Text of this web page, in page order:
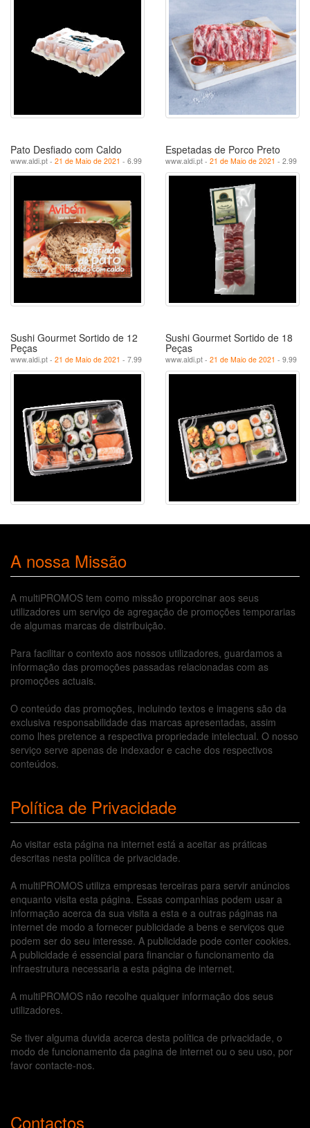
Pato Desfiado com Caldo
www.aldi.pt - 21 de Maio de 2021 - 6.99
Espetadas de Porco Preto
www.aldi.pt - 21 de Maio de 2021 - 2.99
Sushi Gourmet Sortido de 12
Peças
www.aldi.pt - 21 de Maio de 2021 - 7.99
Sushi Gourmet Sortido de 18
Peças
www.aldi.pt - 21 de Maio de 2021 - 9.99
A nossa Missão
A multiPROMOS tem como missão proporcinar aos seus
utilizadores um serviço de agregação de promoções temporarias
de algumas marcas de distribuição.
Para facilitar o contexto aos nossos utilizadores, guardamos a
informação das promoções passadas relacionadas com as
promoções actuais.
O conteúdo das promoções, incluindo textos e imagens são da
exclusiva responsabilidade das marcas apresentadas, assim
como lhes pretence a respectiva propriedade intelectual. O nosso
serviço serve apenas de indexador e cache dos respectivos
conteúdos.
Política de Privacidade
Ao visitar esta página na internet está a aceitar as práticas
descritas nesta política de privacidade.
A multiPROMOS utiliza empresas terceiras para servir anúncios
enquanto visita esta página. Essas companhias podem usar a
informação acerca da sua visita a esta e a outras páginas na
internet de modo a fornecer publicidade a bens e serviços que
podem ser do seu interesse. A publicidade pode conter cookies.
A publicidade é essencial para financiar o funcionamento da
infraestrutura necessaria a esta página de internet.
A multiPROMOS não recolhe qualquer informação dos seus
utilizadores.
Se tiver alguma duvida acerca desta política de privacidade, o
modo de funcionamento da pagina de internet ou o seu uso, por
favor contacte-nos.
Contactos